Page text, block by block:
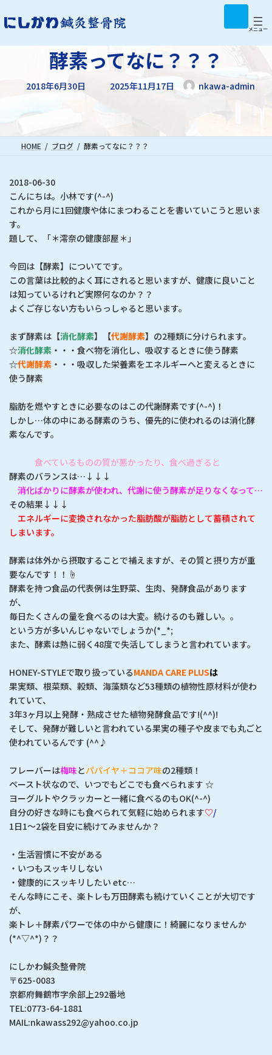
ン
テ
ン
ビ
ゲ
ー
ア
コ メニュー
酵素ってなに？？？
2018年6月30日 最
終
2025年11月17日 nkawa-admin
HOME ブログ 酵素ってなに？？？
2018-06-30
こんにちは。小林です(^-^)
これから月に1回健康や体にまつわることを書いていこうと思いま
す。
題して、「＊澪奈の健康部屋＊」
今回は【酵素】についてです。
この言葉は比較的よく耳にされると思いますが、健康に良いこと
は知っているけれど実際何なのか？？
よくご存じない方もいらっしゃると思います。
まず酵素は【消化酵素】【代謝酵素】の2種類に分けられます。
☆消化酵素 ・・・食べ物を消化し、吸収するときに使う酵素
☆代謝酵素 ・・・吸収した栄養素をエネルギーへと変えるときに
使う酵素
脂肪を燃やすときに必要なのはこの代謝酵素です(^-^)！
しかし…体の中にある酵素のうち、優先的に使われるのは消化酵
素なんです。
食べているものの質が悪かったり、食べ過ぎると
酵素のバランスは…↓↓↓
消化ばかりに酵素が使われ、代謝に使う酵素が足りなくなって…
その結果↓↓↓
エネルギーに変換されなかった脂肪酸が脂肪として蓄積されて
しまいます。
酵素は体外から摂取することで補えますが、その質と摂り方が重
要なんです！！☝
酵素を持つ食品の代表例は生野菜、生肉、発酵食品があります
が、
毎日たくさんの量を食べるのは大変。続けるのも難しい。。
という方が多いんじゃないでしょうか(*_*;
また、酵素は熱に弱く48度で失活してしまうと言われています。
HONEY-STYLEで取り扱っているMANDA CARE PLUSは
果実類、根菜類、穀類、海藻類など53種類の植物性原材料が使わ
れていて、
3年3ヶ月以上発酵・熟成させた植物発酵食品です!(^^)!
そして、発酵が難しいと言われている果実の種子や皮までも丸ごと
使われているんです (^^♪
フレーバーは梅味とパパイヤ＋ココア味の2種類！
ペースト状なので、いつでもどこでも食べられます ☆
ヨーグルトやクラッカーと一緒に食べるのもOK(^-^)
自分の好きな時にも食べられて気軽に始められます♡/
1日1～2袋を目安に続けてみませんか？
・生活習慣に不安がある
・いつもスッキリしない
・健康的にスッキリしたい etc…
そんな時にこそ、楽トレも万田酵素も続けていくことが大切です
が、
楽トレ＋酵素パワーで体の中から健康に！綺麗になりませんか
(*^▽^*)？？
にしかわ鍼灸整骨院
〒625-0083
京都府舞鶴市字余部上292番地
TEL:0773-64-1881
MAIL:nkawass292@yahoo.co.jp